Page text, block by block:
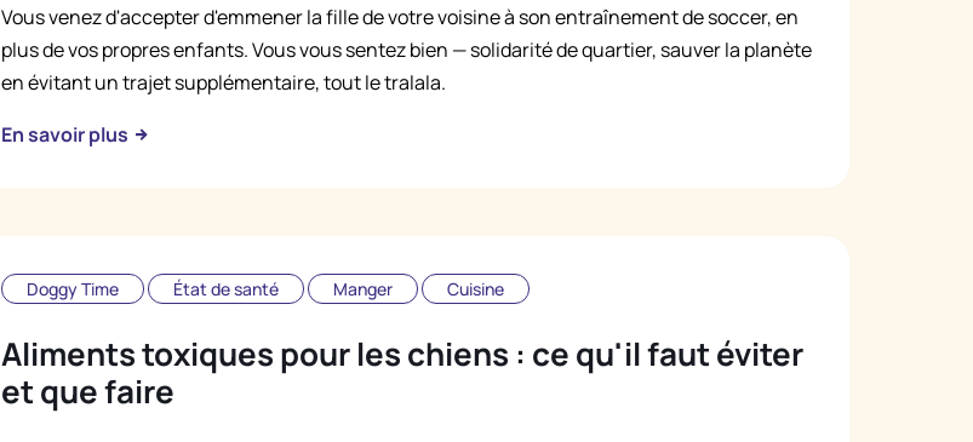
中文
Русский
Vous venez d'accepter d'emmener la fille de votre voisine à son entraînement de soccer, en
plus de vos propres enfants. Vous vous sentez bien — solidarité de quartier, sauver la planète
en évitant un trajet supplémentaire, tout le tralala.
En savoir plus
Doggy Time État de santé Manger Cuisine
Aliments toxiques pour les chiens : ce qu'il faut éviter
et que faire